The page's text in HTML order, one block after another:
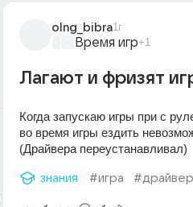
olng_bibra1г
Время игр+1
Лагают и фризят
Когда запускаю игры при с
во время игры ездить
(Драйвера переустанавливал)
знания #игра #драйвер